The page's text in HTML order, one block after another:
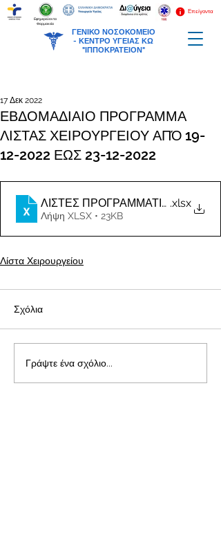
ΓΕΝΙΚΟ ΝΟΣΟΚΟΜΕΙΟ
- ΚΕΝΤΡΟ ΥΓΕΙΑΣ ΚΩ
"ΙΠΠΟΚΡΑΤΕΙΟΝ"
Επείγοντα
Εφημερεύοντα
Φαρμακεία
ΕΒΔΟΜΑΔΙΑΙΟ ΠΡΟΓΡΑΜΜΑ
ΛΙΣΤΑΣ ΧΕΙΡΟΥΡΓΕΙΟΥ ΑΠΌ 19-
12-2022 ΕΩΣ 23-12-2022
17 Δεκ 2022
.xlsx
Λήψη XLSX • 23KB
Λίστα Χειρουργείου
Σχόλια
Γράψτε ένα σχόλιο...